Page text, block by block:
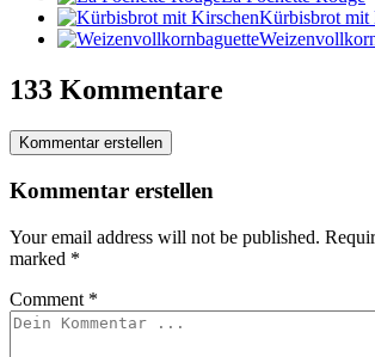
Kürbisbrot mit
133 Kommentare
Kommentar erstellen
Kommentar erstellen
Your email address will not be published.
marked *
Comment *